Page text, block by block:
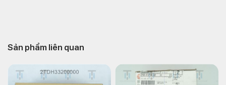
Sản phẩm liên quan